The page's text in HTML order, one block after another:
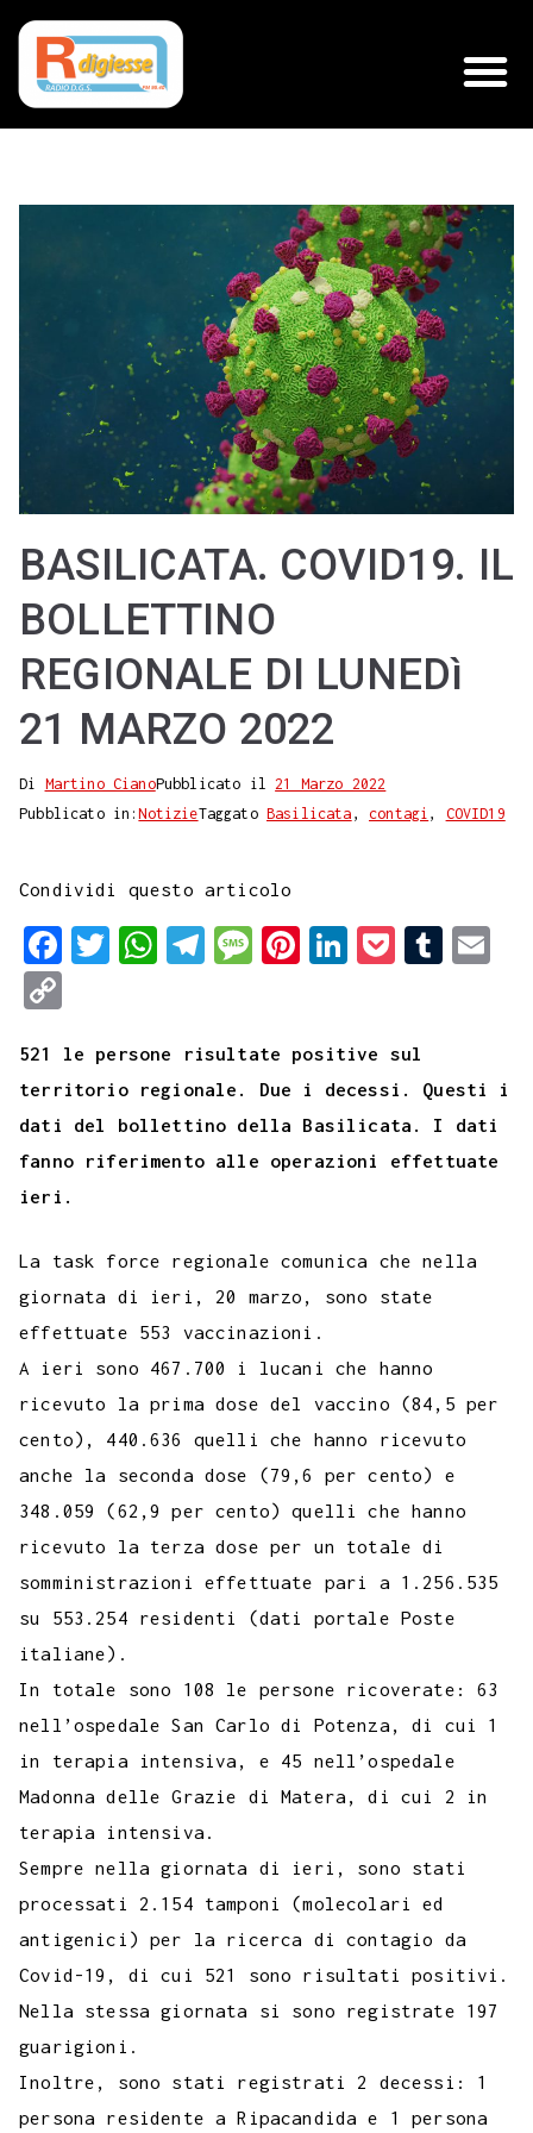
BASILICATA. COVID19. IL
BOLLETTINO
REGIONALE DI LUNEDì
21 MARZO 2022
Di Martino CianoPubblicato il21 Marzo 2022
Pubblicato in:NotizieTaggato Basilicata , contagi , COVID19
Condividi questo articolo
F
e
b
o
o
k
T
t
t
e
r
W
t
s
A
p
T
e
g
r
a
M
s
a
g
e
P
t
e
r
e
t
L
k
e
d
I
k
e
t
T
l
r
l
p
y
L
i
k
521 le persone risultate positive sul
territorio regionale. Due i decessi. Questi i
dati del bollettino della Basilicata. I dati
fanno riferimento alle operazioni effettuate
ieri.
La task force regionale comunica che nella
giornata di ieri, 20 marzo, sono state
effettuate 553 vaccinazioni.
A ieri sono 467.700 i lucani che hanno
ricevuto la prima dose del vaccino (84,5 per
cento), 440.636 quelli che hanno ricevuto
anche la seconda dose (79,6 per cento) e
348.059 (62,9 per cento) quelli che hanno
ricevuto la terza dose per un totale di
somministrazioni effettuate pari a 1.256.535
su 553.254 residenti (dati portale Poste
italiane).
In totale sono 108 le persone ricoverate: 63
nell’ospedale San Carlo di Potenza, di cui 1
in terapia intensiva, e 45 nell’ospedale
Madonna delle Grazie di Matera, di cui 2 in
terapia intensiva.
Sempre nella giornata di ieri, sono stati
processati 2.154 tamponi (molecolari ed
antigenici) per la ricerca di contagio da
Covid-19, di cui 521 sono risultati positivi.
Nella stessa giornata si sono registrate 197
guarigioni.
Inoltre, sono stati registrati 2 decessi: 1
persona residente a Ripacandida e 1 persona